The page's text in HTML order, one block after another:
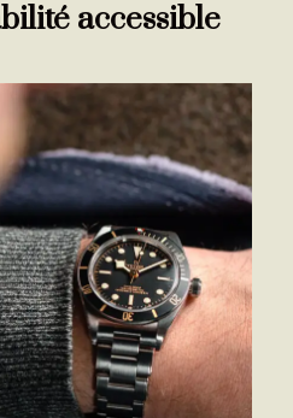
accessible